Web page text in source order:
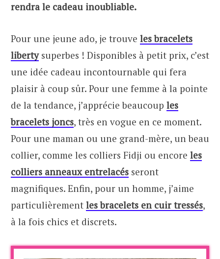
rendra le cadeau inoubliable.
Pour une jeune ado, je trouve les bracelets
libertysuperbes ! Disponibles à petit prix, c’est
une idée cadeau incontournable qui fera
plaisir à coup sûr. Pour une femme à la pointe
de la tendance, j’apprécie beaucoup les
bracelets joncs, très en vogue en ce moment.
Pour une maman ou une grand-mère, un beau
collier, comme les colliers Fidji ou encore les
colliers anneaux entrelacés seront
magnifiques. Enfin, pour un homme, j’aime
particulièrement les bracelets en cuir tressés,
à la fois chics et discrets.